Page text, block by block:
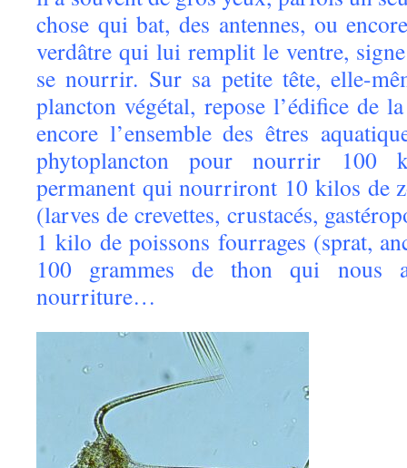
chose qui bat, des antennes, ou
verdâtre qui lui remplit le ventre,
se nourrir. Sur sa petite tête, elle-
plancton végétal, repose l’édifice de
encore l’ensemble des êtres
phytoplancton pour nourrir 100
permanent qui nourriront 10 kilos de
(larves de crevettes, crustacés,
1 kilo de poissons fourrages (sprat,
100 grammes de thon qui nous
nourriture…